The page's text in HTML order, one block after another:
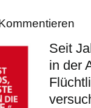
Seit
in der